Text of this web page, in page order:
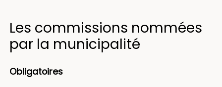
Les commissions nommées
par la municipalité
Obligatoires